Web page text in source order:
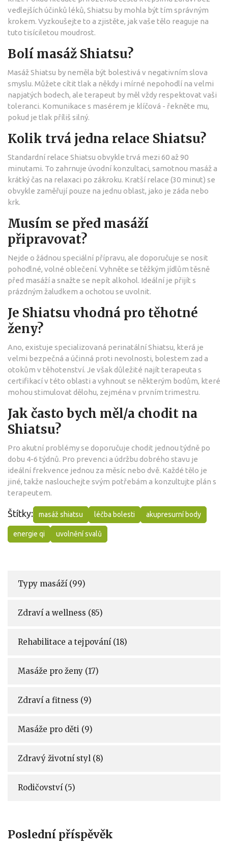
vedlejších účinků léků, Shiatsu by mohla být tím správným
krokem. Vyzkoušejte to a zjistěte, jak vaše tělo reaguje na
tuto tisíciletou moudrost.
Bolí masáž Shiatsu?
Masáž Shiatsu by neměla být bolestivá v negativním slova
smyslu. Můžete cítit tlak a někdy i mírné nepohodlí na velmi
napjatých bodech, ale terapeut by měl vždy respektovat vaši
toleranci. Komunikace s masérem je klíčová - řekněte mu,
pokud je tlak příliš silný.
Kolik trvá jedna relace Shiatsu?
Standardní relace Shiatsu obvykle trvá mezi 60 až 90
minutami. To zahrnuje úvodní konzultaci, samotnou masáž a
krátký čas na relaxaci po zákroku. Kratší relace (30 minut) se
obvykle zaměřují pouze na jednu oblast, jako je záda nebo
krk.
Musím se před masáží
připravovat?
Nejde o žádnou speciální přípravu, ale doporučuje se nosit
pohodlné, volné oblečení. Vyhněte se těžkým jídlům těsně
před masáží a snažte se nepít alkohol. Ideální je přijít s
prázdným žaludkem a ochotou se uvolnit.
Je Shiatsu vhodná pro těhotné
ženy?
Ano, existuje specializovaná perinatální Shiatsu, která je
velmi bezpečná a účinná proti nevolnosti, bolestem zad a
otokům v těhotenství. Je však důležité najít terapeuta s
certifikací v této oblasti a vyhnout se některým bodům, které
mohou stimulovat dělohu, zejména v prvním trimestru.
Jak často bych měl/a chodit na
Shiatsu?
Pro akutní problémy se doporučuje chodit jednou týdně po
dobu 4-6 týdnů. Pro prevenci a údržbu dobrého stavu je
ideální frekvence jednou za měsíc nebo dvě. Každé tělo je
jiné, takže naslouchejte svým potřebám a konzultujte plán s
terapeutem.
Štítky: masáž shiatsu léčba bolesti akupresurní body
energie qi uvolnění svalů
Typy masáží (99)
Zdraví a wellness (85)
Rehabilitace a tejpování (18)
Masáže pro ženy (17)
Zdraví a fitness (9)
Masáže pro děti (9)
Zdravý životní styl (8)
Rodičovství (5)
Poslední příspěvěk